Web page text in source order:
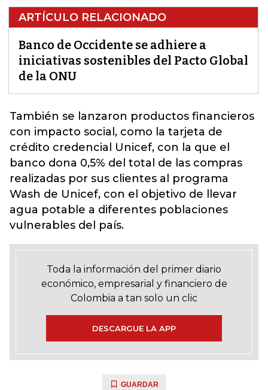
ARTÍCULO RELACIONADO
Banco de Occidente se adhiere a
iniciativas sostenibles del Pacto Global
de la ONU
También se lanzaron productos financieros
con impacto social , como la tarjeta de
crédito credencial Unicef, con la que el
banco dona 0,5% del total de las compras
realizadas por sus clientes al programa
Wash de Unicef, con el objetivo de llevar
agua potable a diferentes poblaciones
vulnerables del país.
Toda la información del primer diario
económico, empresarial y financiero de
Colombia a tan solo un clic
DESCARGUE LA APP
GUARDAR